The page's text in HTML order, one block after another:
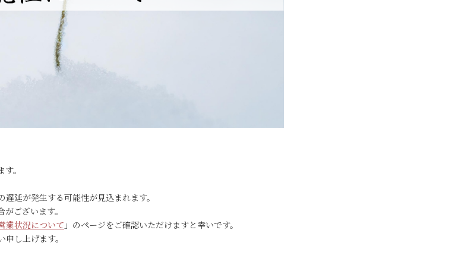
。
延が発生する可能性が見込まれます。
ございます。
業状況について 」のページをご確認いただけますと幸いです。
し上げます。